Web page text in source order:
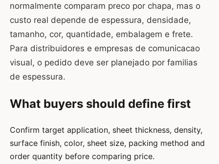
normalmente comparam preco por chapa, mas o
custo real depende de espessura, densidade,
tamanho, cor, quantidade, embalagem e frete.
Para distribuidores e empresas de comunicacao
visual, o pedido deve ser planejado por familias
de espessura.
What buyers should define first
Confirm target application, sheet thickness, density,
surface finish, color, sheet size, packing method and
order quantity before comparing price.